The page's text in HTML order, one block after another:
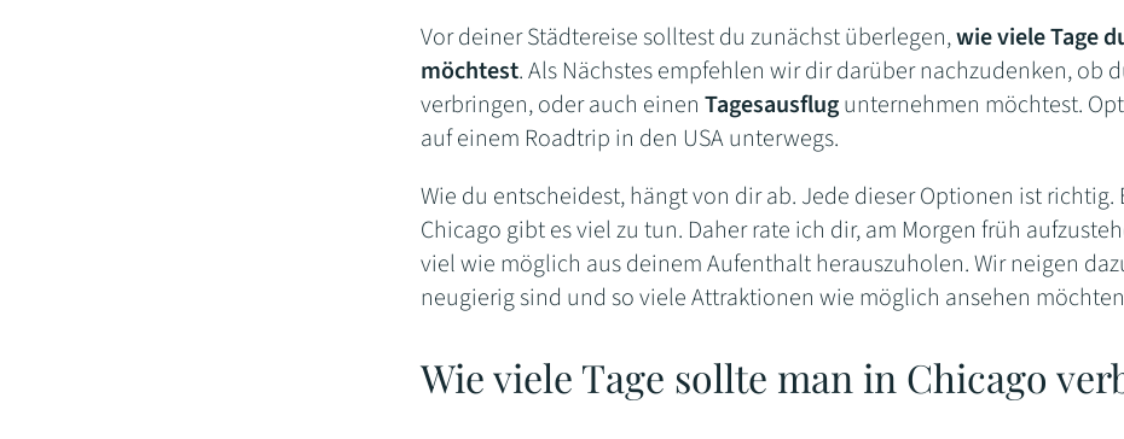
Vor deiner Städtereise solltest du zunächst überlegen,wie viele Tage
möchtest. Als Nächstes empfehlen wir dir darüber nachzudenken, ob
verbringen, oder auch einen Tagesausflugunternehmen möchtest.
auf einem Roadtrip in den USA unterwegs.
Wie du entscheidest, hängt von dir ab. Jede dieser Optionen ist richtig.
Chicago gibt es viel zu tun. Daher rate ich dir, am Morgen früh
viel wie möglich aus deinem Aufenthalt herauszuholen. Wir neigen
neugierig sind und so viele Attraktionen wie möglich ansehen
Wie viele Tage sollte man in Chicago